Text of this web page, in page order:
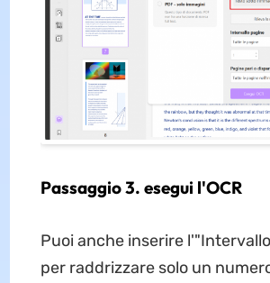
Passaggio 3. esegui l'OCR
Puoi anche inserire
per raddrizzare solo un